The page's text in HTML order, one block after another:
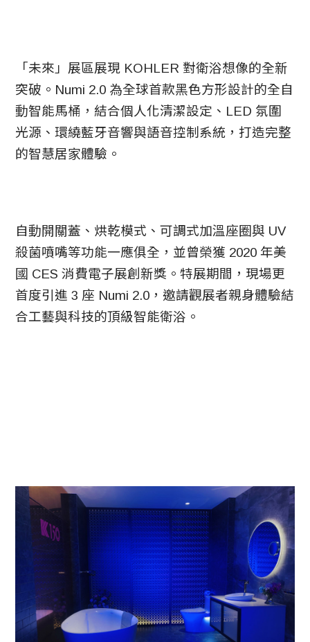
「未來」展區展現 KOHLER 對衛浴想像的全新
突破。Numi 2.0 為全球首款黑色方形設計的全自
動智能馬桶，結合個人化清潔設定、LED 氛圍
光源、環繞藍牙音響與語音控制系統，打造完整
的智慧居家體驗。
自動開關蓋、烘乾模式、可調式加溫座圈與 UV
殺菌噴嘴等功能一應俱全，並曾榮獲 2020 年美
國 CES 消費電子展創新獎。特展期間，現場更
首度引進 3 座 Numi 2.0，邀請觀展者親身體驗結
合工藝與科技的頂級智能衛浴。